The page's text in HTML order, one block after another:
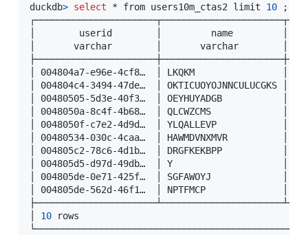
duckdb> select * from users10m_ctas2 limit 10
;
│        userid        │         name         │
│       varchar        │       varchar        │
│ 004804a7-e96e-4cf8…  │ LKQKM                │
│ 004804c4-3494-47de…  │ OKTICUOYOJNNCULUCGKS │
│ 00480505-5d3e-40f3…  │ OEYHUYADGB           │
│ 0048050a-8c4f-4b68…  │ QLCWZCMS             │
│ 0048050f-c7e2-4d9d…  │ YLQALLEVP            │
│ 00480534-030c-4caa…  │ HAWMDVNXMVR          │
│ 004805c2-78c6-4d1b…  │ DRGFKEKBPP           │
│ 004805d5-d97d-49db…  │ Y                    │
│ 004805de-0e71-425f…  │ SGFAWOYJ             │
│ 004805de-562d-46f1…  │ NPTFMCP              │
10